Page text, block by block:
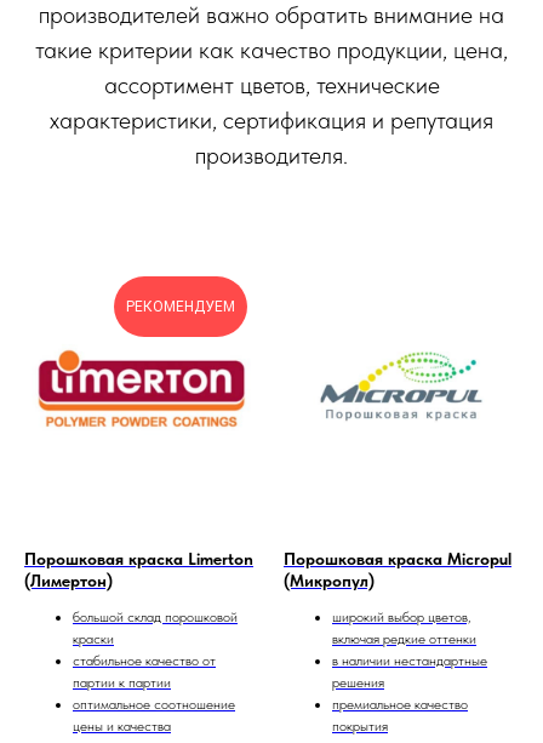
производителей важно обратить внимание на
такие критерии как качество продукции, цена,
ассортимент цветов, технические
характеристики, сертификация и репутация
производителя.
РЕКОМЕНДУЕМ
Порошковая краска Limerton
(Лимертон)
большой склад порошковой
краски
стабильное качество от
партии к партии
оптимальное соотношение
цены и качества
Порошковая краска Micropul
(Микропул)
широкий выбор цветов,
включая редкие оттенки
в наличии нестандартные
решения
премиальное качество
покрытия